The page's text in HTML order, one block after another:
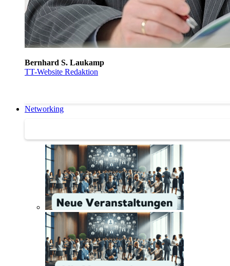
Bernhard S. Laukamp
TT-Website Redaktion
Networking